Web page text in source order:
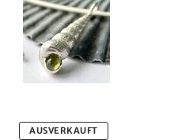
AUSVERKAUFT